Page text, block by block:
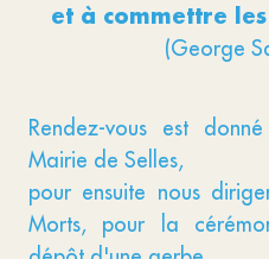
et à commettre
(George
Rendez-vous est
Mairie de Selles,
pour ensuite nous
Morts, pour la